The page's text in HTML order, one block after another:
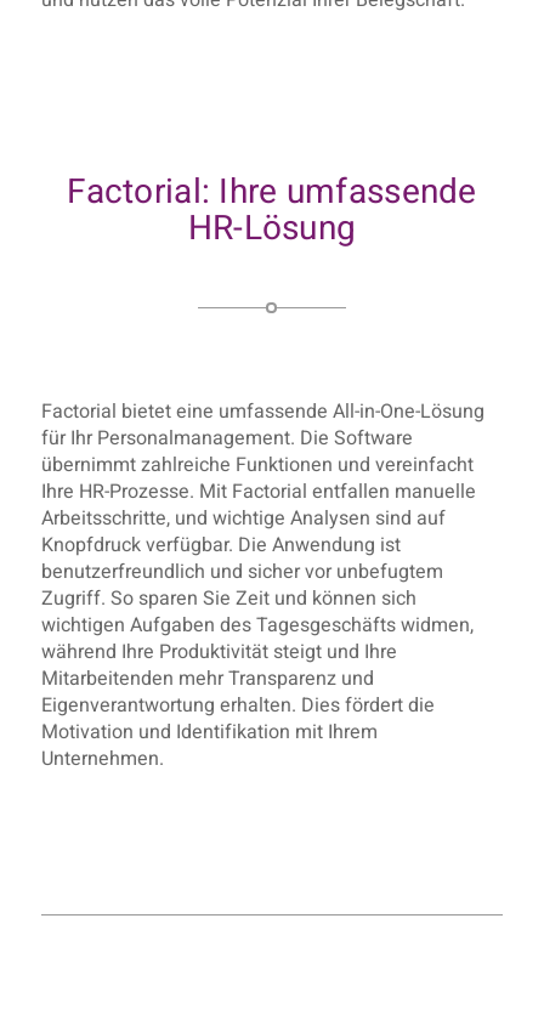
Factorial: Ihre umfassende
HR-Lösung
Factorial bietet eine umfassende All-in-One-Lösung
für Ihr Personalmanagement. Die Software
übernimmt zahlreiche Funktionen und vereinfacht
Ihre HR-Prozesse. Mit Factorial entfallen manuelle
Arbeitsschritte, und wichtige Analysen sind auf
Knopfdruck verfügbar. Die Anwendung ist
benutzerfreundlich und sicher vor unbefugtem
Zugriff. So sparen Sie Zeit und können sich
wichtigen Aufgaben des Tagesgeschäfts widmen,
während Ihre Produktivität steigt und Ihre
Mitarbeitenden mehr Transparenz und
Eigenverantwortung erhalten. Dies fördert die
Motivation und Identifikation mit Ihrem
Unternehmen.